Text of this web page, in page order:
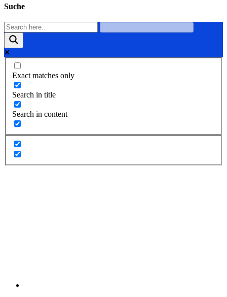
Suche
Exact matches only
Search in title
Search in content